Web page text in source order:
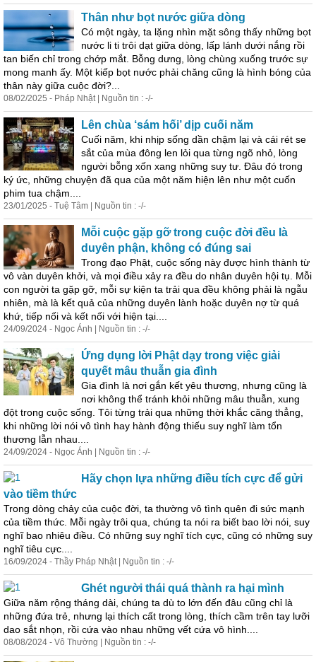
Thân như bọt nước giữa dòng
Có một ngày, ta lặng nhìn mặt sông thấy những bọt
nước li ti trôi dạt giữa dòng, lấp lánh dưới nắng rồi
tan biến chỉ trong chớp mắt. Bỗng dưng, lòng chùng xuống trước sự
mong manh ấy. Một kiếp bọt nước phải chăng cũng là hình bóng của
thân này giữa cuộc đời?...
08/02/2025 - Pháp Nhật | Nguồn tin : -/-
Lên chùa ‘sám hối’ dịp cuối năm
Cuối năm, khi nhịp sống dần chậm lại và cái rét se
sắt của mùa đông len lỏi qua từng ngõ nhỏ, lòng
người bỗng xốn xang những suy tư. Đâu đó trong
ký ức, những chuyện đã qua của một năm hiện lên như một cuốn
phim tua chậm....
23/01/2025 - Tuệ Tâm | Nguồn tin : -/-
Mỗi cuộc gặp gỡ trong cuộc đời đều là
duyên phận, không có đúng sai
Trong đạo Phật, cuộc sống này được hình thành từ
vô vàn duyên khởi, và mọi điều xảy ra đều do nhân duyên hội tụ. Mỗi
con người ta gặp gỡ, mỗi sự kiện ta trải qua đều không phải là ngẫu
nhiên, mà là kết quả của những duyên lành hoặc duyên nợ từ quá
khứ, tiếp nối và kết nối với hiện tại....
24/09/2024 - Ngọc Ánh | Nguồn tin : -/-
Ứng dụng lời Phật dạy trong việc giải
quyết mâu thuẫn gia đình
Gia đình là nơi gắn kết yêu thương, nhưng cũng là
nơi không thể tránh khỏi những mâu thuẫn, xung
đột trong cuộc sống. Tôi từng trải qua những thời khắc căng thẳng,
khi những lời nói vô tình hay hành động thiếu suy nghĩ làm tổn
thương lẫn nhau....
24/09/2024 - Ngọc Ánh | Nguồn tin : -/-
Hãy chọn lựa những điều tích cực để gửi
vào tiềm thức
Trong dòng chảy của cuộc đời, ta thường vô tình quên đi sức mạnh
của tiềm thức. Mỗi ngày trôi qua, chúng ta nói ra biết bao lời nói, suy
nghĩ bao nhiêu điều. Có những suy nghĩ tích cực, cũng có những suy
nghĩ tiêu cực....
16/09/2024 - Thầy Pháp Nhật | Nguồn tin : -/-
Ghét người thái quá thành ra hại mình
Giữa năm rộng tháng dài, chúng ta dù to lớn đến đâu cũng chỉ là
những đứa trẻ, nhưng lại thích cất trong lòng, thích cầm trên tay lưỡi
dao sắt nhọn, rồi cứa vào nhau những vết cứa vô hình....
08/08/2024 - Vô Thường | Nguồn tin : -/-